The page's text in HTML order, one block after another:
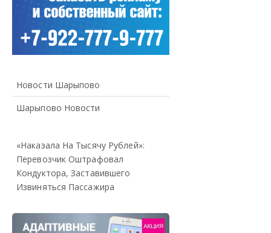
Новости Шарыпово
Шарыпово Новости
«Наказала На Тысячу Рублей»:
Перевозчик Оштрафовал
Кондуктора, Заставившего
Извиняться Пассажира